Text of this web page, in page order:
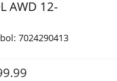
AWD 12-
7024290413